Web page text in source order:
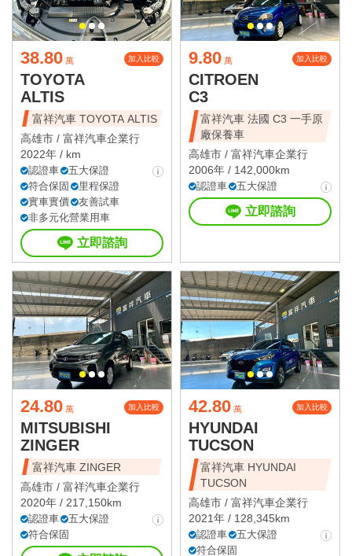
38.80 萬 加入比較
TOYOTA
ALTIS
富祥汽車 TOYOTA ALTIS
高雄市 / 富祥汽車企業行
2022年 / km
認證車
五大保證
符合保固
里程保證
實車實價
友善試車
非多元化營業用車
立即諮詢
9.80 萬 加入比較
CITROEN
C3
富祥汽車 法國 C3 一手原
廠保養車
高雄市 / 富祥汽車企業行
2006年 / 142,000km
認證車 五大保證
立即諮詢
24.80 萬 加入比較
MITSUBISHI
ZINGER
富祥汽車 ZINGER
高雄市 / 富祥汽車企業行
2020年 / 217,150km
認證車
五大保證
符合保固
42.80 萬 加入比較
HYUNDAI
TUCSON
富祥汽車 HYUNDAI
TUCSON
高雄市 / 富祥汽車企業行
2021年 / 128,345km
認證車
五大保證
符合保固